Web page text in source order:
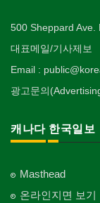
500 Sheppard Ave.
대표메일/기사제보
Email :
광고문의
캐나다 한국일보
Masthead
온라인지면 보기